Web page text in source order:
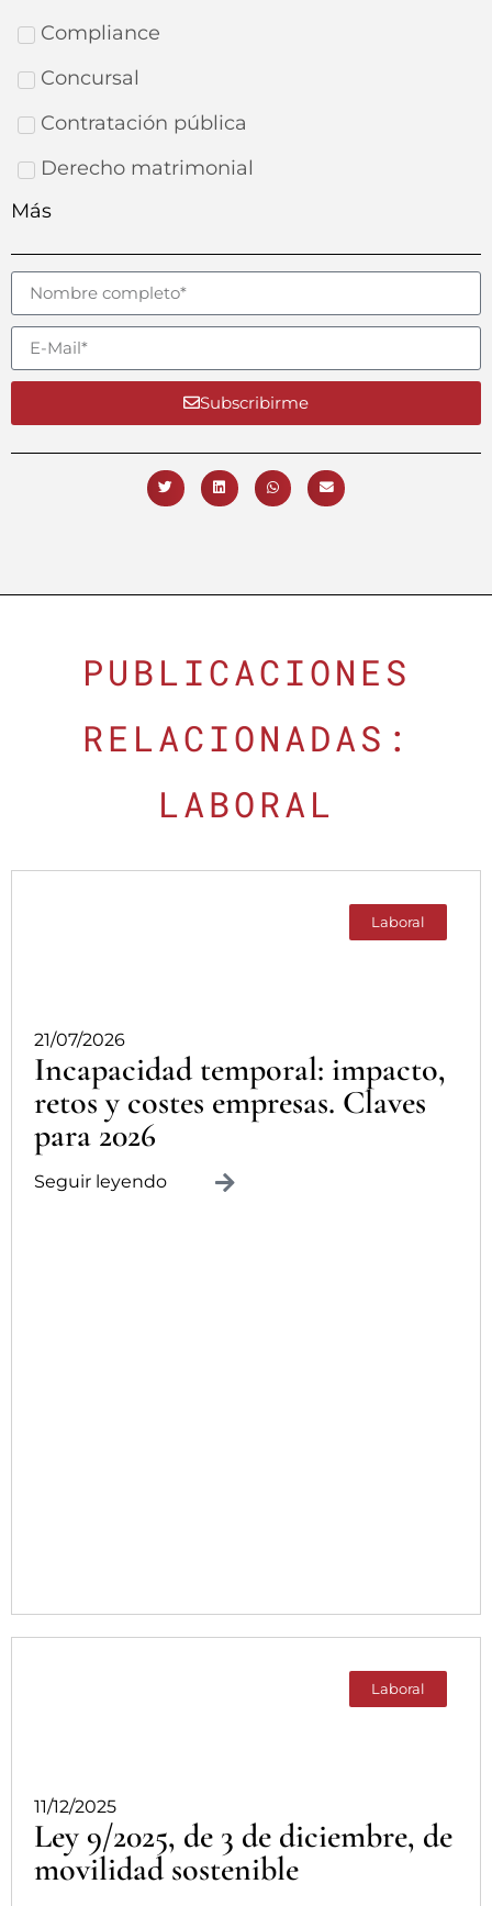
Compliance
Concursal
Contratación pública
Derecho matrimonial
Más
Subscribirme
PUBLICACIONES
RELACIONADAS:
LABORAL
Laboral
21/07/2026
Incapacidad temporal: impacto,
retos y costes empresas. Claves
para 2026
Seguir leyendo
Laboral
11/12/2025
Ley 9/2025, de 3 de diciembre, de
movilidad sostenible